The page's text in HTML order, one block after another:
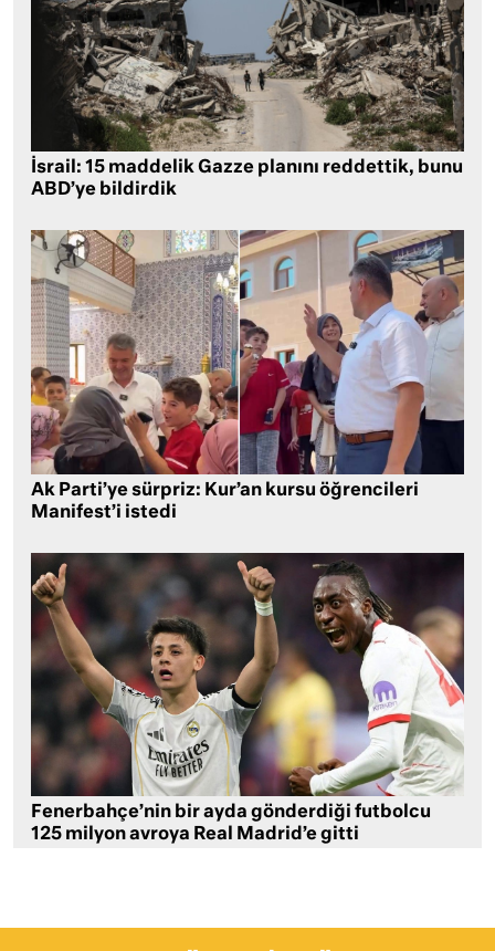
İsrail: 15 maddelik Gazze planını reddettik, bunu
ABD’ye bildirdik
Ak Parti’ye sürpriz: Kur’an kursu öğrencileri
Manifest’i istedi
Fenerbahçe’nin bir ayda gönderdiği futbolcu
125 milyon avroya Real Madrid’e gitti